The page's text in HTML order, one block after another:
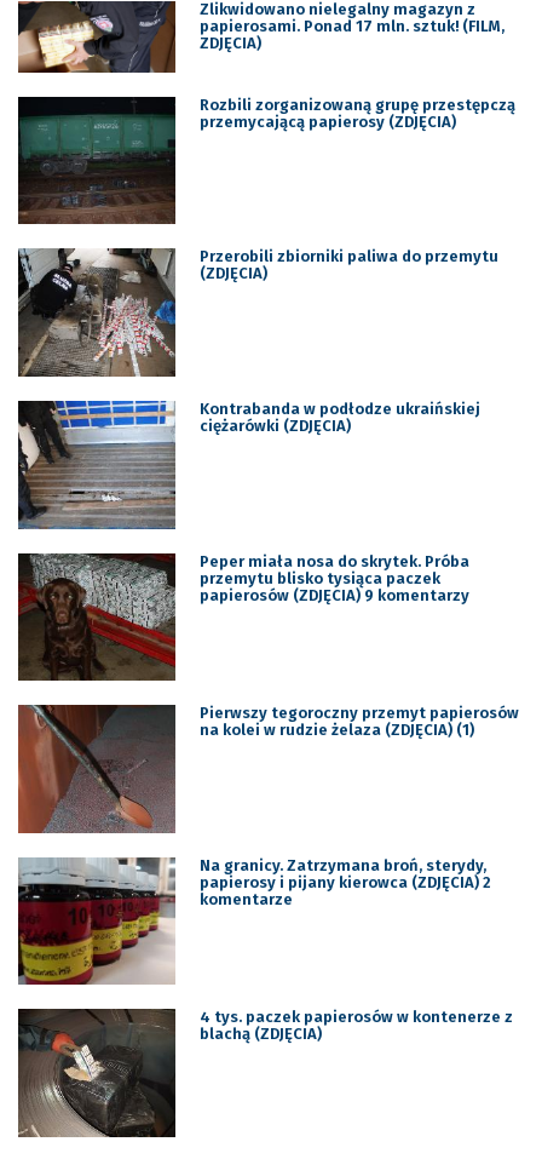
Zlikwidowano nielegalny magazyn z
papierosami. Ponad 17 mln. sztuk! (FILM,
ZDJĘCIA)
Rozbili zorganizowaną grupę przestępczą
przemycającą papierosy (ZDJĘCIA)
Przerobili zbiorniki paliwa do przemytu
(ZDJĘCIA)
Kontrabanda w podłodze ukraińskiej
ciężarówki (ZDJĘCIA)
Peper miała nosa do skrytek. Próba
przemytu blisko tysiąca paczek
papierosów (ZDJĘCIA) 9 komentarzy
Pierwszy tegoroczny przemyt papierosów
na kolei w rudzie żelaza (ZDJĘCIA) (1)
Na granicy. Zatrzymana broń, sterydy,
papierosy i pijany kierowca (ZDJĘCIA) 2
komentarze
4 tys. paczek papierosów w kontenerze z
blachą (ZDJĘCIA)